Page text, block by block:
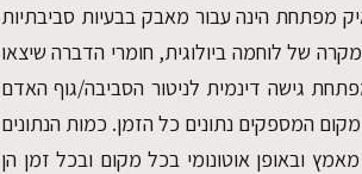
מפתחת הינה עבור מאבק בבעיות סביבתיות
של לוחמה ביולוגית, חומרי הדברה שיצאו
גישה דינמית לניטור הסביבה/גוף האדם
המספקים נתונים כל הזמן. כמות הנתונים
ובאופן אוטונומי בכל מקום ובכל זמן הן